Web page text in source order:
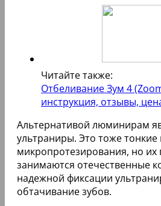
стоматологическую клинику
лаборатории специалисты
накладки и отправляют их
Во втором варианте также
челюсти, но накладки
российской клинике. Все
созданные по
обеспечивают
ношении, так как в процессе
учитываются все
зубного ряда пациента.